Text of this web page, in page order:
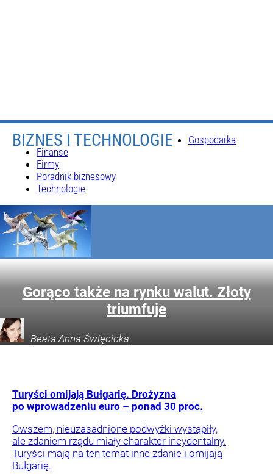
BIZNES I TECHNOLOGIE
Gospodarka
Finanse
Firmy
Poradnik biznesowy
Technologie
Gorąco także na rynku walut. Złoty
triumfuje
Beata Anna Święcicka
Turyści omijają Bułgarię. Drożyzna
po wprowadzeniu euro – ponad 30 proc.
Owszem, nieuzasadnione podwyżki wystąpiły,
ale zdaniem rządu miały charakter incydentalny.
Turyści mają na ten temat inne zdanie i omijają
Bułgarię.